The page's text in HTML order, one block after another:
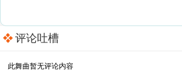
评论吐槽